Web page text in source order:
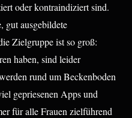
oder kontraindiziert sind.
gut ausgebildete
Zielgruppe ist so groß:
haben, sind leider
rund um Beckenboden
gepriesenen Apps und
für alle Frauen zielführend